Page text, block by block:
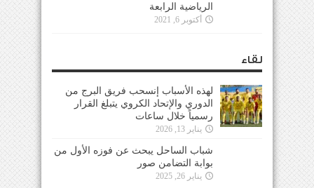
الرياضية الرابعة
أكتوبر 6, 2021
لقاء
لهذه الأسباب إنسحب فريق البرج من
الدوري والإتحاد الكروي يتبلغ القرار
رسمياً خلال ساعات
يناير 13, 2026
شباب الساحل يبحث عن فوزه الأول من
بوابة التضامن صور
يناير 26, 2025